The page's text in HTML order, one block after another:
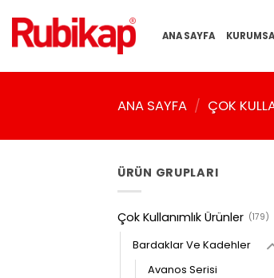
atla
ANA SAYFA
ANA SAYFA / ÇOK
ÜRÜN GRUPLARI
Çok Kullanımlık Ürünler (179)
Bardaklar Ve Kadehler
Avanos Serisi